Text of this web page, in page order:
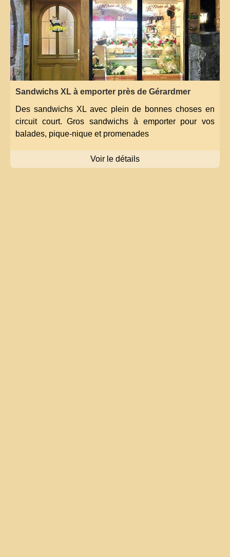
Sandwichs XL à emporter près de Gérardmer
Des sandwichs XL avec plein de bonnes choses en
circuit court. Gros sandwichs à emporter pour vos
balades, pique-nique et promenades
Voir le détails